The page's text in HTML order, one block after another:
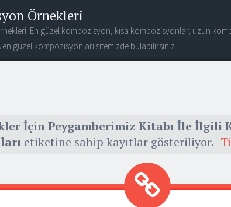
Örnekleri
En güzel kompozisyon, kısa kompozisyonlar, uzun
en güzel kompozisyonları sitemizde bulabilirsiniz.
İçin Peygamberimiz Kitabı İle İlgili
etiketine sahip kayıtlar gösteriliyor.